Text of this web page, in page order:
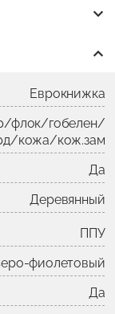
Еврокнижка
флок/гобелен/
кожа/кож.зам
Да
Деревянный
ППУ
фиолетовый
Да